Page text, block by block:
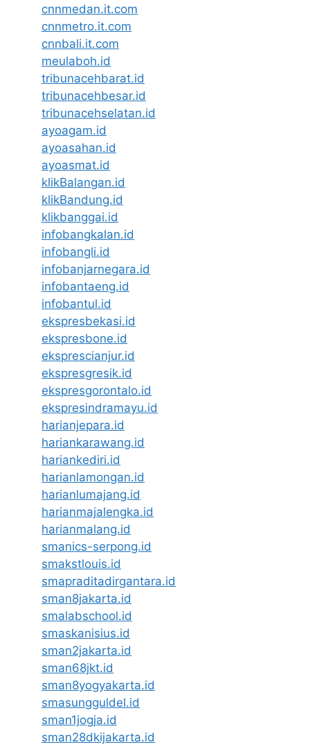
cnnmedan.it.com
cnnmetro.it.com
cnnbali.it.com
meulaboh.id
tribunacehbarat.id
tribunacehbesar.id
tribunacehselatan.id
ayoagam.id
ayoasahan.id
ayoasmat.id
klikBalangan.id
klikBandung.id
klikbanggai.id
infobangkalan.id
infobangli.id
infobanjarnegara.id
infobantaeng.id
infobantul.id
ekspresbekasi.id
ekspresbone.id
eksprescianjur.id
ekspresgresik.id
ekspresgorontalo.id
ekspresindramayu.id
harianjepara.id
hariankarawang.id
hariankediri.id
harianlamongan.id
harianlumajang.id
harianmajalengka.id
harianmalang.id
smanics-serpong.id
smakstlouis.id
smapraditadirgantara.id
sman8jakarta.id
smalabschool.id
smaskanisius.id
sman2jakarta.id
sman68jkt.id
sman8yogyakarta.id
smasungguldel.id
sman1jogja.id
sman28dkijakarta.id